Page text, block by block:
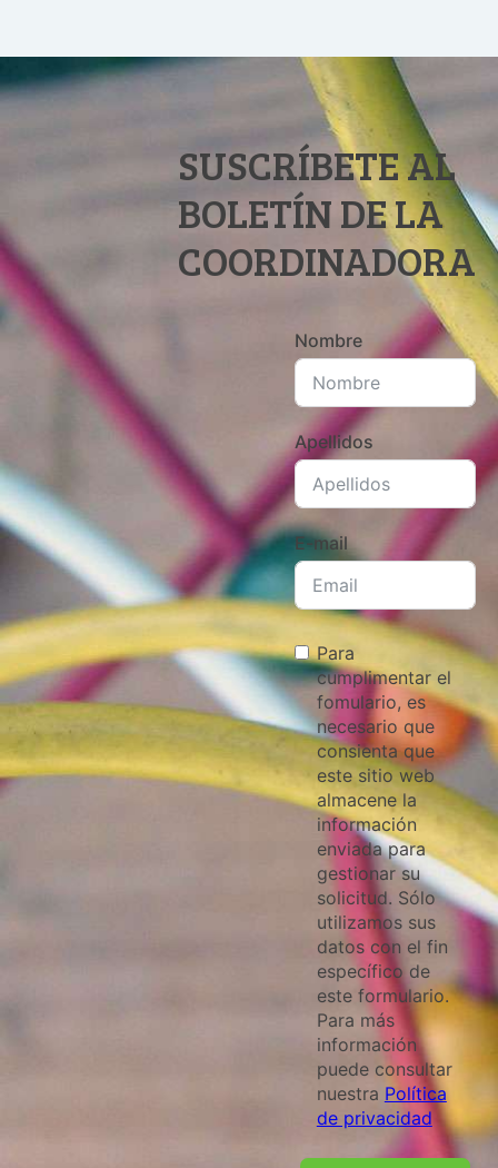
SUSCRÍBETE AL
BOLETÍN DE LA
COORDINADORA
Nombre
Apellidos
E-mail
Para
cumplimentar el
fomulario, es
necesario que
consienta que
este sitio web
almacene la
información
enviada para
gestionar su
solicitud. Sólo
utilizamos sus
datos con el fin
específico de
este formulario.
Para más
información
puede consultar
nuestra Política
de privacidad